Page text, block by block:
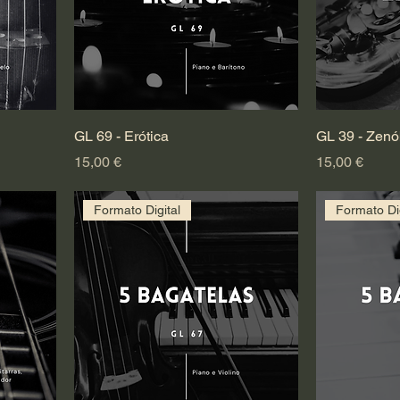
GL 69 - Erótica
Preço
15,00 €
GL 39 -
Preço
15,00 €
Formato Digital Formato